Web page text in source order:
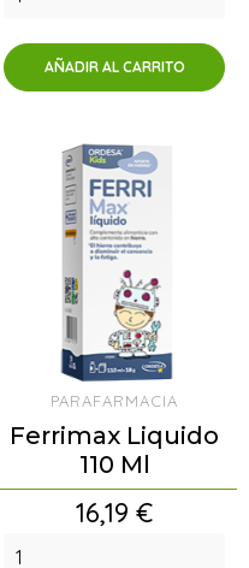
AÑADIR AL CARRITO
PARAFARMACIA
Ferrimax Liquido
110 Ml
Precio
16,19 €